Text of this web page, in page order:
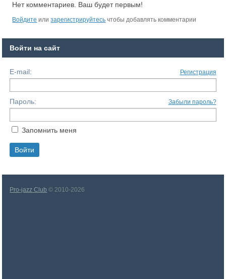
Нет комментариев. Ваш будет первым!
Войдите илизарегистрируйтесь чтобы добавлять комментарии
Войти на сайт
E-mail: Регистрация
Пароль: Забыли пароль?
Запомнить меня
Pro-jazz Club © 2010-2026